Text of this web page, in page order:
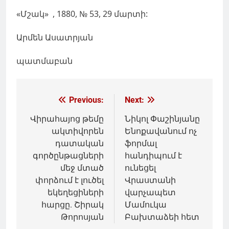
«Մշակ» , 1880, № 53, 29 մարտի:
Արմեն Ասատրյան
պատմաբան
Գրառումների
նավարկումը
Previous:
Վիրահայոց թեմը
ակտիվորեն
դատական
գործընթացների
մեջ մտած
փորձում է լուծել
եկեղեցիների
հարցը. Շիրակ
Թորոսյան
Next:
Նիկոլ Փաշինյանը
Ենոքավանում ոչ
ֆորմալ
հանդիպում է
ունեցել
Վրաստանի
վարչապետ
Մամուկա
Բախտաձեի հետ